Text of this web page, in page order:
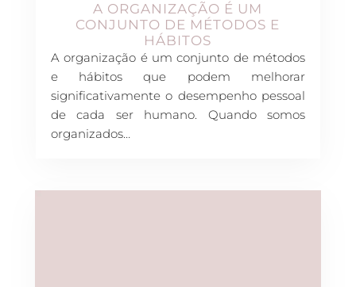
A ORGANIZAÇÃO É UM
CONJUNTO DE MÉTODOS E
HÁBITOS
A organização é um conjunto de métodos
e hábitos que podem melhorar
significativamente o desempenho pessoal
de cada ser humano. Quando somos
organizados…